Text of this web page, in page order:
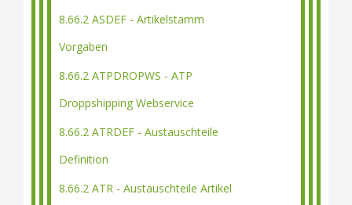
8.66.2 ASDEF - Artikelstamm
Vorgaben
8.66.2 ATPDROPWS - ATP
Droppshipping Webservice
8.66.2 ATRDEF - Austauschteile
Definition
8.66.2 ATR - Austauschteile Artikel